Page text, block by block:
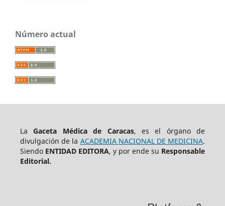
Número actual
LaGaceta Médica de Caracas, es el órgano de
divulgación de la ACADEMIA NACIONAL DE MEDICINA.
Siendo ENTIDAD EDITORA, y por ende su Responsable
Editorial.